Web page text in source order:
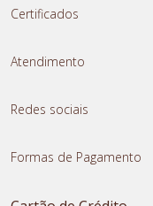
Certificados
Atendimento
Redes sociais
Formas de Pagamento